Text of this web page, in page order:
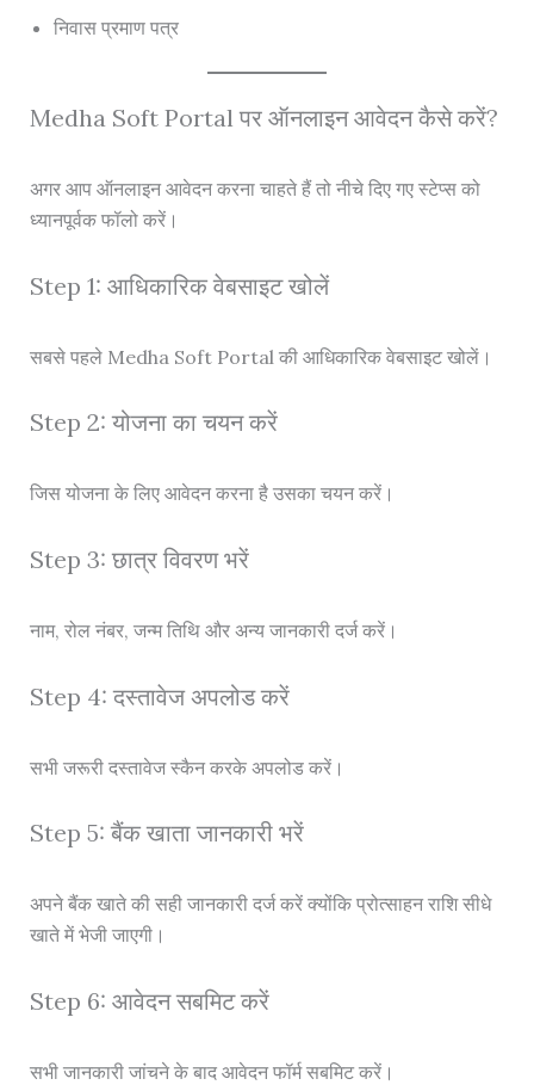
निवास प्रमाण पत्र
Medha Soft Portal पर ऑनलाइन आवेदन कैसे करें?
अगर आप ऑनलाइन आवेदन करना चाहते हैं तो नीचे दिए गए स्टेप्स को
ध्यानपूर्वक फॉलो करें।
Step 1: आधिकारिक वेबसाइट खोलें
सबसे पहले Medha Soft Portal की आधिकारिक वेबसाइट खोलें।
Step 2: योजना का चयन करें
जिस योजना के लिए आवेदन करना है उसका चयन करें।
Step 3: छात्र विवरण भरें
नाम, रोल नंबर, जन्म तिथि और अन्य जानकारी दर्ज करें।
Step 4: दस्तावेज अपलोड करें
सभी जरूरी दस्तावेज स्कैन करके अपलोड करें।
Step 5: बैंक खाता जानकारी भरें
अपने बैंक खाते की सही जानकारी दर्ज करें क्योंकि प्रोत्साहन राशि सीधे
खाते में भेजी जाएगी।
Step 6: आवेदन सबमिट करें
सभी जानकारी जांचने के बाद आवेदन फॉर्म सबमिट करें।